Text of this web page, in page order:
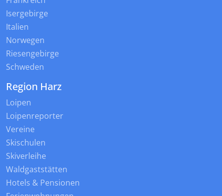
Isergebirge
Italien
Norwegen
Riesengebirge
Schweden
Region Harz
Loipen
Loipenreporter
Vereine
Skischulen
Skiverleihe
Waldgaststätten
Hotels & Pensionen